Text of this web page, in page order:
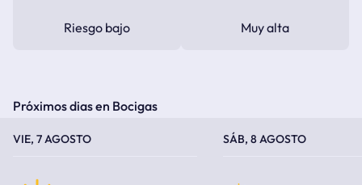
Riesgo bajo Muy alta
Próximos dias en Bocigas
VIE, 7 AGOSTO SÁB, 8 AGOSTO